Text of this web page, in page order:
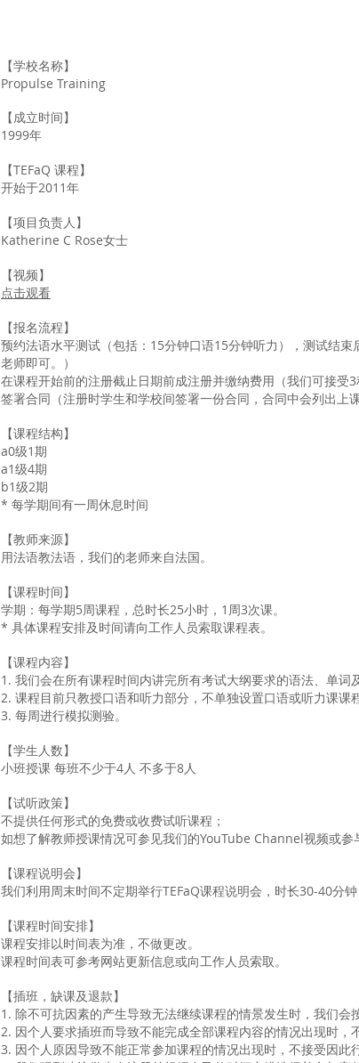
【学校名称】
Propulse Training
【成立时间】
1999年
【TEFaQ 课程】
开始于2011年
【项目负责人】
Katherine C Rose女士
【视频】
​点击观看
【报名流程】
预约法语水平测试（包括：15分钟口语15分钟听力），测试结
老师即可。）
在课程开始前的注册截止日期前成注册并缴纳费用（我们可接受
签署合同（注册时学生和学校间签署一份合同，合同中会列出上
【课程结构】
a0级1期
a1级4期
b1级2期
* 每学期间有一周休息时间
【教师来源】
用法语教法语，我们的老师来自法国。
【课程时间】
学期：每学期5周课程，总时长25小时，1周3次课。
* 具体课程安排及时间请向工作人员索取课程表。
【课程内容】
1. 我们会在所有课程时间内讲完所有考试大纲要求的语法、单词
2. 课程目前只教授口语和听力部分，不单独设置口语或听力课课
3. 每周进行模拟测验。
【学生人数】
小班授课 每班不少于4人 不多于8人
【试听政策】
不提供任何形式的免费或收费试听课程；
如想了解教师授课情况可参见我们的YouTube Channel视频或参
【课程说明会】
我们利用周末时间不定期举行TEFaQ课程说明会，时长30-40分钟
【课程时间安排】
课程安排以时间表为准，不做更改。
课程时间表可参考网站更新信息或向工作人员索取。
【插班，缺课及退款】
1. 除不可抗因素的产生导致无法继续课程的情景发生时，我们会
2. 因个人要求插班而导致不能完成全部课程内容的情况出现时，
3. 因个人原因导致不能正常参加课程的情况出现时，不接受因此